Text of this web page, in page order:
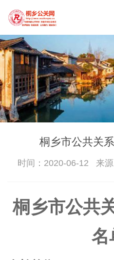
桐乡市公共关
时间：2020-06-12 来
桐乡市公共
名